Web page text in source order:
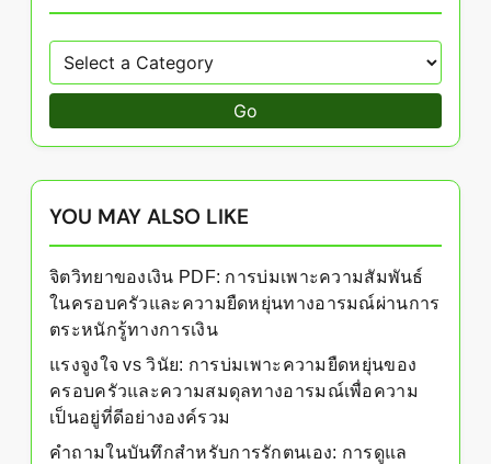
Go
YOU MAY ALSO LIKE
จิตวิทยาของเงิน PDF: การบ่มเพาะความสัมพันธ์
ในครอบครัวและความยืดหยุ่นทางอารมณ์ผ่านการ
ตระหนักรู้ทางการเงิน
แรงจูงใจ vs วินัย: การบ่มเพาะความยืดหยุ่นของ
ครอบครัวและความสมดุลทางอารมณ์เพื่อความ
เป็นอยู่ที่ดีอย่างองค์รวม
คำถามในบันทึกสำหรับการรักตนเอง: การดูแล